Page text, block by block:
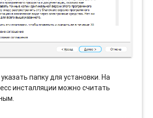
папку для установки. На
инсталляции можно считать